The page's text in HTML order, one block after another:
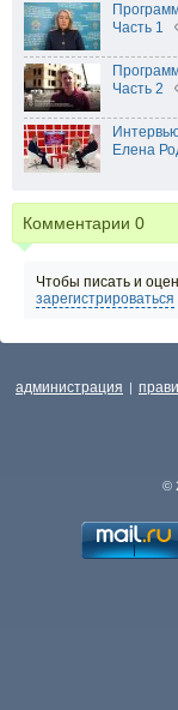
Часть 1
Часть 2
Елена
Комментарии 0
Чтобы писать и
зарегистрироваться
администрация |
©